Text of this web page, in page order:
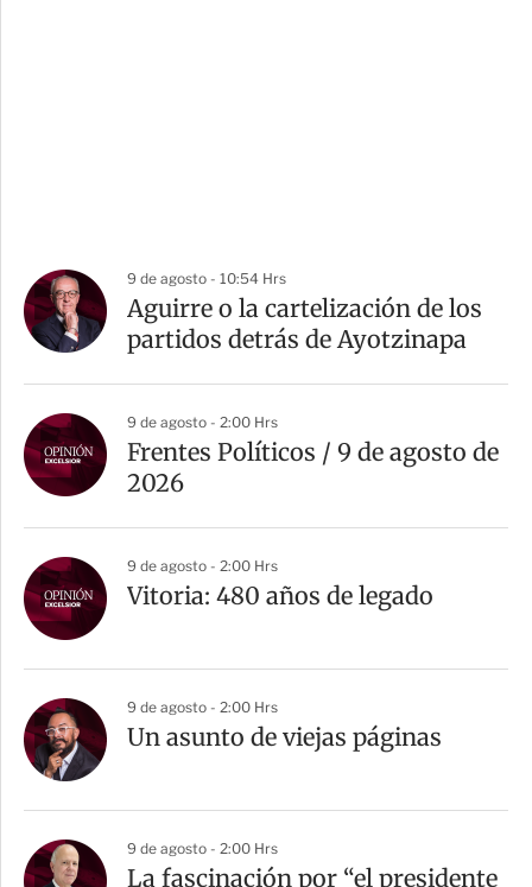
9 de agosto - 10:54 Hrs
Aguirre o la cartelización de los
partidos detrás de Ayotzinapa
9 de agosto - 2:00 Hrs
Frentes Políticos / 9 de agosto de
2026
9 de agosto - 2:00 Hrs
Vitoria: 480 años de legado
9 de agosto - 2:00 Hrs
Un asunto de viejas páginas
9 de agosto - 2:00 Hrs
La fascinación por “el presidente